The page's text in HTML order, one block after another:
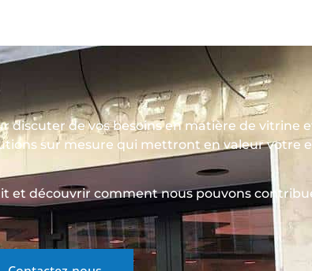
discuter de vos besoins en matière de vitrine
sur mesure qui mettront en valeur votre
découvrir comment nous pouvons